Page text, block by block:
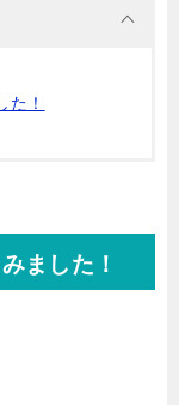
た！
ました！